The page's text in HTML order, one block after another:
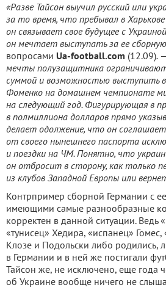
«Разве Тайсон выучил русский или
за то время, что пребывал в
он связывает свое будущее с
он мечтает выступать за ее
вопросами Ua-football.com (12.09).
мечты полузащитника
суммой и возможностью выступить
Фоменко на домашнем чемпионате
на следующий год. Фигурирующая в
в полмиллиона долларов прямо
делает одолжение, что он
от своего нынешнего паспорта
и поездки на ЧМ. Понятно, что
он отбросит в сторону, как только
из клубов Западной Европы или
Контрпример сборной Германии с
имеющими самые разнообразные
корректен в данной ситуации. Ведь
«тунисец» Хедира, «испанец»
Клозе и Подольски либо родились,
в Германии и в ней же постигали
Тайсон же, не исключено, еще года
об Украине вообще ничего не